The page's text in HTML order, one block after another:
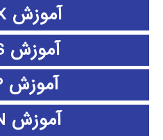
آموزش CPLEX
آموزش EDIUS
آموزش EMTP
آموزش ePLAN